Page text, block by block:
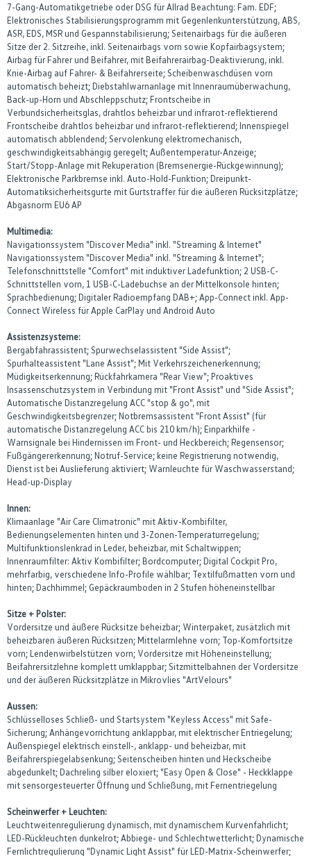
7-Gang-Automatikgetriebe oder DSG für Allrad Beachtung: Fam. EDF;
Elektronisches Stabilisierungsprogramm mit Gegenlenkunterstützung, ABS,
ASR, EDS, MSR und Gespannstabilisierung; Seitenairbags für die äußeren
Sitze der 2. Sitzreihe, inkl. Seitenairbags vorn sowie Kopfairbagsystem;
Airbag für Fahrer und Beifahrer, mit Beifahrerairbag-Deaktivierung, inkl.
Knie-Airbag auf Fahrer- & Beifahrerseite; Scheibenwaschdüsen vorn
automatisch beheizt; Diebstahlwarnanlage mit Innenraumüberwachung,
Back-up-Horn und Abschleppschutz; Frontscheibe in
Verbundsicherheitsglas, drahtlos beheizbar und infrarot-reflektierend
Frontscheibe drahtlos beheizbar und infrarot-reflektierend; Innenspiegel
automatisch abblendend; Servolenkung elektromechanisch,
geschwindigkeitsabhängig geregelt; Außentemperatur-Anzeige;
Start/Stopp-Anlage mit Rekuperation (Bremsenergie-Rückgewinnung);
Elektronische Parkbremse inkl. Auto-Hold-Funktion; Dreipunkt-
Automatiksicherheitsgurte mit Gurtstraffer für die äußeren Rücksitzplätze;
Abgasnorm EU6 AP
Multimedia:
Navigationssystem "Discover Media" inkl. "Streaming & Internet"
Navigationssystem "Discover Media" inkl. "Streaming & Internet";
Telefonschnittstelle "Comfort" mit induktiver Ladefunktion; 2 USB-C-
Schnittstellen vorn, 1 USB-C-Ladebuchse an der Mittelkonsole hinten;
Sprachbedienung; Digitaler Radioempfang DAB+; App-Connect inkl. App-
Connect Wireless für Apple CarPlay und Android Auto
Assistenzsysteme:
Bergabfahrassistent; Spurwechselassistent "Side Assist";
Spurhalteassistent "Lane Assist"; Mit Verkehrszeichenerkennung;
Müdigkeitserkennung; Rückfahrkamera "Rear View"; Proaktives
Insassenschutzsystem in Verbindung mit "Front Assist" und "Side Assist";
Automatische Distanzregelung ACC "stop & go", mit
Geschwindigkeitsbegrenzer; Notbremsassistent "Front Assist" (für
automatische Distanzregelung ACC bis 210 km/h); Einparkhilfe -
Warnsignale bei Hindernissen im Front- und Heckbereich; Regensensor;
Fußgängererkennung; Notruf-Service; keine Registrierung notwendig,
Dienst ist bei Auslieferung aktiviert; Warnleuchte für Waschwasserstand;
Head-up-Display
Innen:
Klimaanlage "Air Care Climatronic" mit Aktiv-Kombifilter,
Bedienungselementen hinten und 3-Zonen-Temperaturregelung;
Multifunktionslenkrad in Leder, beheizbar, mit Schaltwippen;
Innenraumfilter: Aktiv Kombifilter; Bordcomputer; Digital Cockpit Pro,
mehrfarbig, verschiedene Info-Profile wählbar; Textilfußmatten vorn und
hinten; Dachhimmel; Gepäckraumboden in 2 Stufen höheneinstellbar
Sitze + Polster:
Vordersitze und äußere Rücksitze beheizbar; Winterpaket, zusätzlich mit
beheizbaren äußeren Rücksitzen; Mittelarmlehne vorn; Top-Komfortsitze
vorn; Lendenwirbelstützen vorn; Vordersitze mit Höheneinstellung;
Beifahrersitzlehne komplett umklappbar; Sitzmittelbahnen der Vordersitze
und der äußeren Rücksitzplätze in Mikrovlies "ArtVelours"
Aussen:
Schlüsselloses Schließ- und Startsystem "Keyless Access" mit Safe-
Sicherung; Anhängevorrichtung anklappbar, mit elektrischer Entriegelung;
Außenspiegel elektrisch einstell-, anklapp- und beheizbar, mit
Beifahrerspiegelabsenkung; Seitenscheiben hinten und Heckscheibe
abgedunkelt; Dachreling silber eloxiert; "Easy Open & Close" - Heckklappe
mit sensorgesteuerter Öffnung und Schließung, mit Fernentriegelung
Scheinwerfer + Leuchten:
Leuchtweitenregulierung dynamisch, mit dynamischem Kurvenfahrlicht;
LED-Rückleuchten dunkelrot; Abbiege- und Schlechtwetterlicht; Dynamische
Fernlichtregulierung "Dynamic Light Assist" für LED-Matrix-Scheinwerfer;